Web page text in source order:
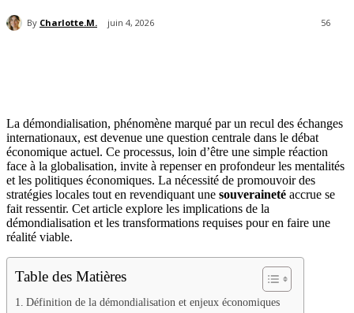
By Charlotte.M. juin 4, 2026 56
La démondialisation, phénomène marqué par un recul des échanges
internationaux, est devenue une question centrale dans le débat
économique actuel. Ce processus, loin d’être une simple réaction
face à la globalisation, invite à repenser en profondeur les mentalités
et les politiques économiques. La nécessité de promouvoir des
stratégies locales tout en revendiquant une souveraineté accrue se
fait ressentir. Cet article explore les implications de la
démondialisation et les transformations requises pour en faire une
réalité viable.
Table des Matières
Définition de la démondialisation et enjeux économiques